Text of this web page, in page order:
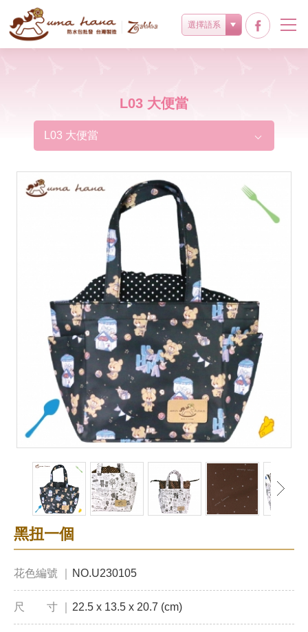
選擇語系
L03 大便當
L03 大便當
黑扭一個
花色編號 ｜ NO.U230105
尺 寸 ｜ 22.5 x 13.5 x 20.7 (cm)